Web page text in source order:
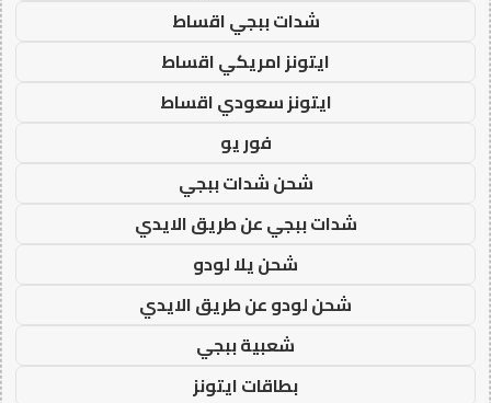
شدات ببجي اقساط
ايتونز امريكي اقساط
ايتونز سعودي اقساط
فور يو
شحن شدات ببجي
شدات ببجي عن طريق الايدي
شحن يلا لودو
شحن لودو عن طريق الايدي
شعبية ببجي
بطاقات ايتونز